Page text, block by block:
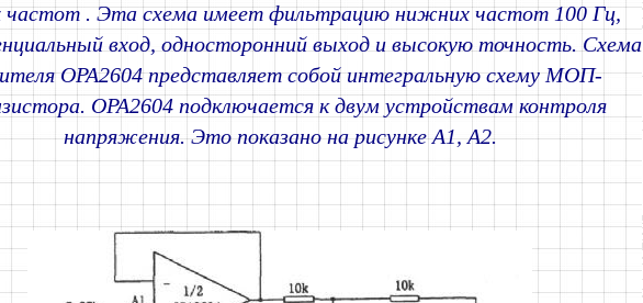
частот . Эта схема имеет фильтрацию нижних частот 100 Гц,
вход, односторонний выход и высокую точность. Схема
OPA2604 представляет собой интегральную схему МОП-
OPA2604 подключается к двум устройствам контроля
напряжения. Это показано на рисунке A1, A2.